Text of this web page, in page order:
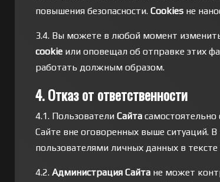
повышения безопасности. Сookies не
3.4. Вы можете в любой момент изменить
cookie или оповещал об отправке этих
работать должным образом.
4. Отказ от ответственности
4.1. Пользователи Сайта
Сайте вне оговоренных выше ситуаций.
пользователями личных данных в
4.2. Администрация Сайта не может